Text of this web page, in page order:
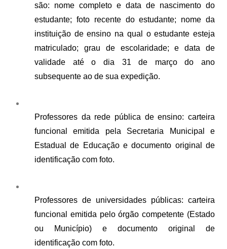
são: nome completo e data de nascimento do
estudante; foto recente do estudante; nome da
instituição de ensino na qual o estudante esteja
matriculado; grau de escolaridade; e data de
validade até o dia 31 de março do ano
subsequente ao de sua expedição.
Professores da rede pública de ensino: carteira
funcional emitida pela Secretaria Municipal e
Estadual de Educação e documento original de
identificação com foto.
Professores de universidades públicas: carteira
funcional emitida pelo órgão competente (Estado
ou Município) e documento original de
identificação com foto.